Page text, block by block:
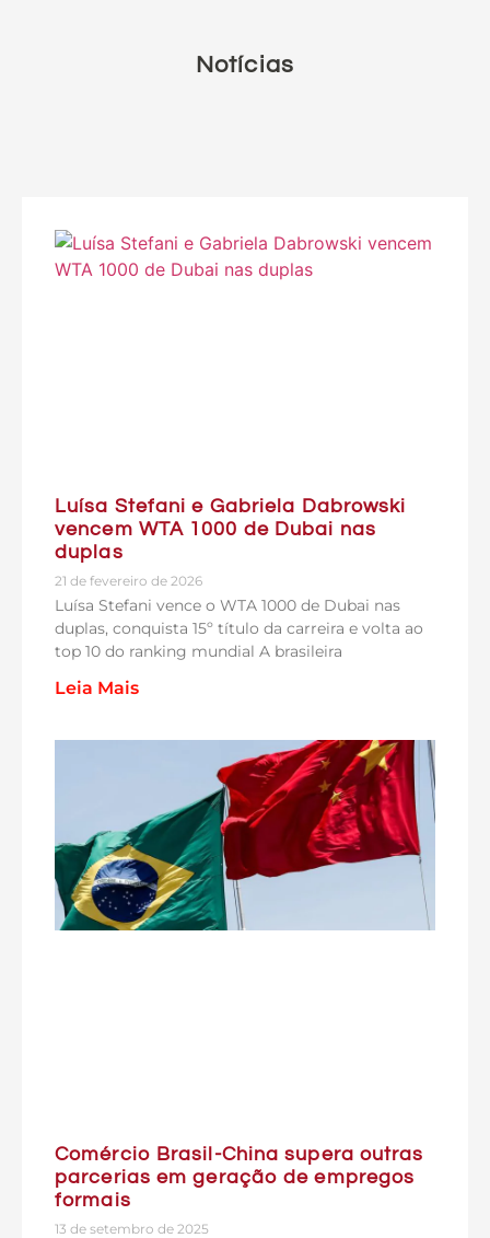
Notícias
Luísa Stefani e Gabriela Dabrowski
vencem WTA 1000 de Dubai nas
duplas
21 de fevereiro de 2026
Luísa Stefani vence o WTA 1000 de Dubai nas
duplas, conquista 15º título da carreira e volta ao
top 10 do ranking mundial A brasileira
Leia Mais
Comércio Brasil-China supera outras
parcerias em geração de empregos
formais
13 de setembro de 2025